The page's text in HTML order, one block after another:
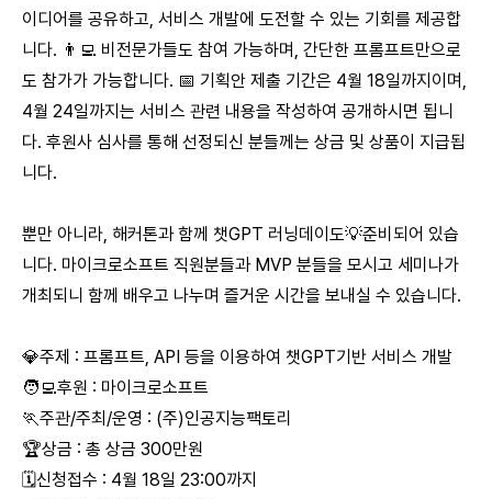
이디어를 공유하고, 서비스 개발에 도전할 수 있는 기회를 제공합
니다. 👨‍💻 비전문가들도 참여 가능하며, 간단한 프롬프트만으로
도 참가가 가능합니다. 📅 기획안 제출 기간은 4월 18일까지이며,
4월 24일까지는 서비스 관련 내용을 작성하여 공개하시면 됩니
다. 후원사 심사를 통해 선정되신 분들께는 상금 및 상품이 지급됩
니다.
뿐만 아니라, 해커톤과 함께 챗GPT 러닝데이도💡준비되어 있습
니다. 마이크로소프트 직원분들과 MVP 분들을 모시고 세미나가
개최되니 함께 배우고 나누며 즐거운 시간을 보내실 수 있습니다.
💎주제 : 프롬프트, API 등을 이용하여 챗GPT기반 서비스 개발
🧑‍💻후원 : 마이크로소프트
🏃주관/주최/운영 : (주)인공지능팩토리
🏆상금 : 총 상금 300만원
🗓신청접수 : 4월 18일 23:00까지